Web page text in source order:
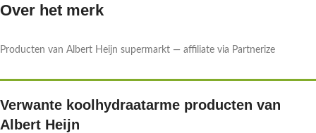
Over het merk
Producten van Albert Heijn supermarkt — affiliate via Partnerize
Verwante koolhydraatarme producten van
Albert Heijn